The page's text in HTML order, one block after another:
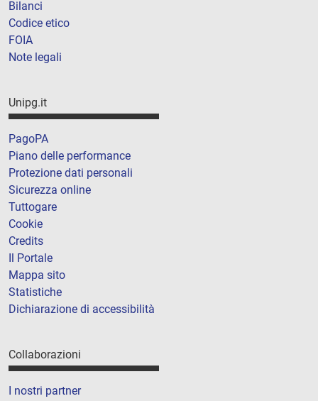
Bilanci
Codice etico
FOIA
Note legali
Unipg.it
PagoPA
Piano delle performance
Protezione dati personali
Sicurezza online
Tuttogare
Cookie
Credits
Il Portale
Mappa sito
Statistiche
Dichiarazione di accessibilità
Collaborazioni
I nostri partner